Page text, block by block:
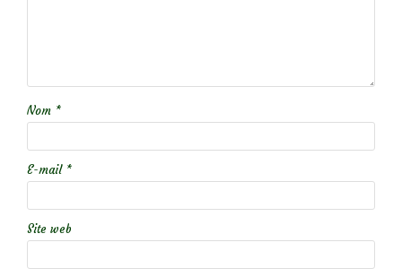
Nom *
E-mail *
Site web